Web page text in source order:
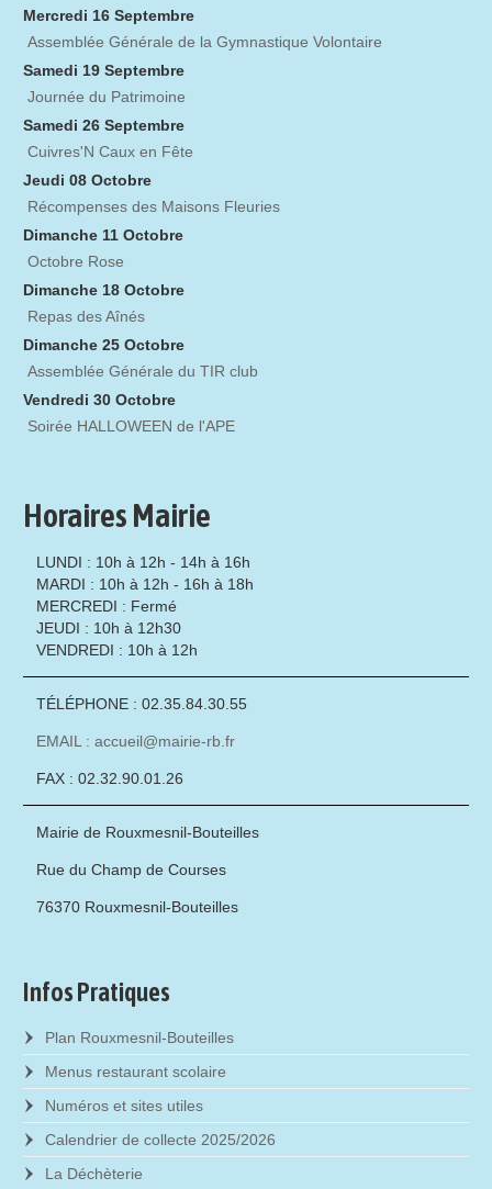
Mercredi 16 Septembre
Assemblée Générale de la Gymnastique Volontaire
Samedi 19 Septembre
Journée du Patrimoine
Samedi 26 Septembre
Cuivres'N Caux en Fête
Jeudi 08 Octobre
Récompenses des Maisons Fleuries
Dimanche 11 Octobre
Octobre Rose
Dimanche 18 Octobre
Repas des Aînés
Dimanche 25 Octobre
Assemblée Générale du TIR club
Vendredi 30 Octobre
Soirée HALLOWEEN de l'APE
Horaires Mairie
LUNDI : 10h à 12h - 14h à 16h
MARDI : 10h à 12h - 16h à 18h
MERCREDI : Fermé
JEUDI : 10h à 12h30
VENDREDI : 10h à 12h
TÉLÉPHONE : 02.35.84.30.55
EMAIL : accueil@mairie-rb.fr
FAX : 02.32.90.01.26
Mairie de Rouxmesnil-Bouteilles
Rue du Champ de Courses
76370 Rouxmesnil-Bouteilles
Infos Pratiques
Plan Rouxmesnil-Bouteilles
Menus restaurant scolaire
Numéros et sites utiles
Calendrier de collecte 2025/2026
La Déchèterie